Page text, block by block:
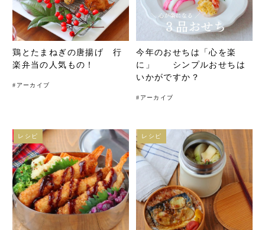
鶏とたまねぎの唐揚げ 行
楽弁当の人気もの！
# アーカイブ
今年のおせちは「心を楽
に」 シンプルおせちは
いかがですか？
# アーカイブ
レシピ レシピ